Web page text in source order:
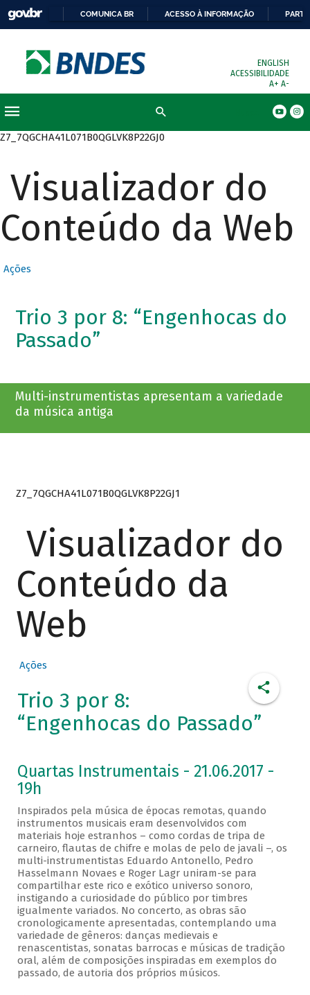
COMUNICA BR ACESSO À INFORMAÇÃO
ENGLISH
ACESSIBILIDADE
A+ A-
Z7_7QGCHA41L071B0QGLVK8P22GJ0
Visualizador do
Conteúdo da Web
Ações
Trio 3 por 8: “Engenhocas do
Passado”
Multi-instrumentistas apresentam a variedade
da música antiga
Z7_7QGCHA41L071B0QGLVK8P22GJ1
Visualizador do
Conteúdo da
Web
Ações
Trio 3 por 8:
“Engenhocas do Passado”
Quartas Instrumentais - 21.06.2017 -
19h
Inspirados pela música de épocas remotas, quando
instrumentos musicais eram desenvolvidos com
materiais hoje estranhos – como cordas de tripa de
carneiro, flautas de chifre e molas de pelo de javali –, os
multi-instrumentistas Eduardo Antonello, Pedro
Hasselmann Novaes e Roger Lagr uniram-se para
compartilhar este rico e exótico universo sonoro,
instigando a curiosidade do público por timbres
igualmente variados. No concerto, as obras são
cronologicamente apresentadas, contemplando uma
variedade de gêneros: danças medievais e
renascentistas, sonatas barrocas e músicas de tradição
oral, além de composições inspiradas em exemplos do
passado, de autoria dos próprios músicos.